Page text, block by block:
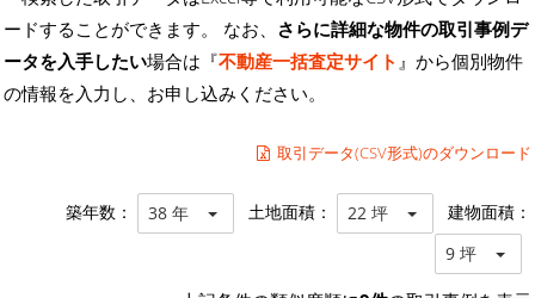
ードすることができます。 なお、 さらに詳細な物件の取引事例デ
ータを入手したい場合は『不動産一括査定サイト 』から個別物件
の情報を入力し、お申し込みください。
取引データ(CSV形式)のダウンロード
築年数： 38 年 土地面積： 22 坪 建物面積：
9 坪